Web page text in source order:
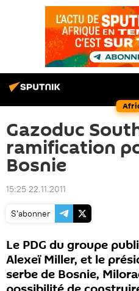
Gazoduc
ramification
Bosnie
15:25 22.11.2011
S'abonner
Le PDG du groupe
Alexeï Miller, et le
serbe de Bosnie,